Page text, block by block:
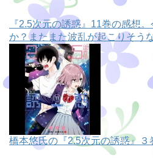
『2.5次元の誘惑』11巻の感想
か？またまた波乱が起こりそう
橋本悠氏の『2.5次元の誘惑』